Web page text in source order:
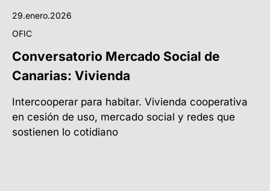
29.enero.2026
OFIC
Conversatorio Mercado Social de
Canarias: Vivienda
Intercooperar para habitar. Vivienda cooperativa
en cesión de uso, mercado social y redes que
sostienen lo cotidiano